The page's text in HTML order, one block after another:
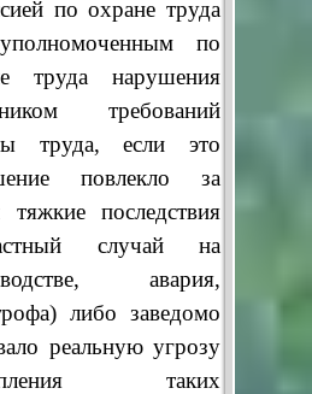
по охране труда
по
труда нарушения
требований
труда, если это
повлекло за
тяжкие последствия
случай на
авария,
либо заведомо
реальную угрозу
таких